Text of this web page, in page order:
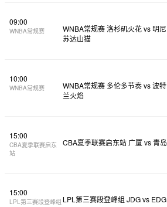
09:00
WNBA常规赛
WNBA常规赛 洛杉矶火花 vs 明尼
苏达山猫
10:00
WNBA常规赛
WNBA常规赛 多伦多节奏 vs 波特
兰火焰
15:00
CBA夏季联赛启东
站
CBA夏季联赛启东站 广厦 vs 青岛
15:00
LPL第三赛段登峰组 LPL第三赛段登峰组 JDG vs EDG